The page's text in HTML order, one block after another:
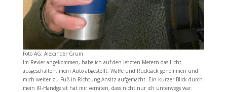
Foto AG: Alexander Grum
Im Revier angekommen, habe ich auf den letzten Metern das Licht
ausgeschalten, mein Auto abgestellt, Waffe und Rucksack genommen und
mich weiter zu Fuß in Richtung Ansitz aufgemacht. Ein kurzer Blick durch
mein IR-Handgerät hat mir verraten, dass nicht nur ich unterwegs war.